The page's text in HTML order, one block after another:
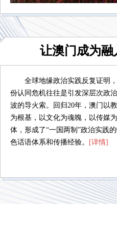
让澳门成为融
全球地缘政治实践反复证明
份认同危机往往是引发深层次政
波的导火索。回归20年，澳门以
为根基，以文化为魂魄，以传媒
体，形成了“一国两制”政治实践
色话语体系和传播经验。
[详情]